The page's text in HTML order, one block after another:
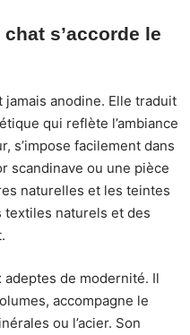
s’accorde le
jamais anodine. Elle traduit
qui reflète l’ambiance
s’impose facilement dans
scandinave ou une pièce
naturelles et les teintes
textiles naturels et des
adeptes de modernité. Il
accompagne le
ou l’acier. Son